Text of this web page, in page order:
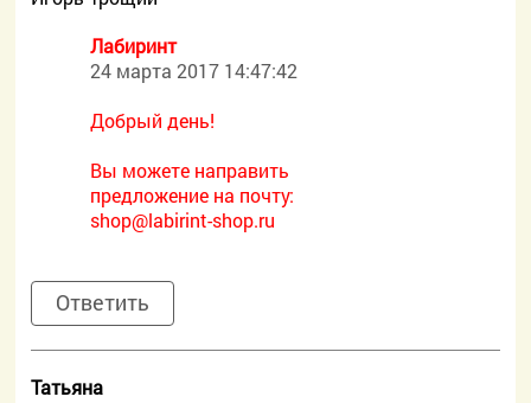
Лабиринт
24 марта 2017 14:47:42
Добрый день!
Вы можете направить
предложение на почту:
shop@labirint-shop.ru
Ответить
Татьяна